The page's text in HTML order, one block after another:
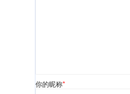
你的昵称*